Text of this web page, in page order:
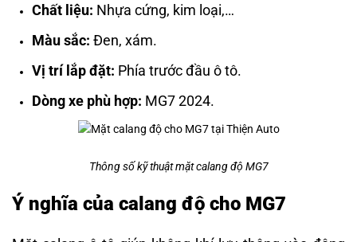
Chất liệu: Nhựa cứng, kim loại,…
Màu sắc: Đen, xám.
Vị trí lắp đặt: Phía trước đầu ô tô.
Dòng xe phù hợp: MG7 2024.
Thông số kỹ thuật mặt calang độ MG7
Ý nghĩa của calang độ cho MG7